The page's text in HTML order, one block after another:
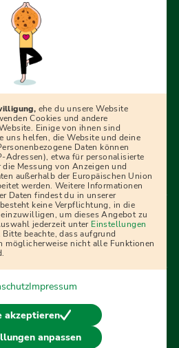
mit Ausbildungspark: Wir
Schritt bei deinem Start in den
interaktiven
mehr. Für alle, die was werden
wollen!
Presse
Mediadaten
Widerrufsbelehrung
Partner Cookies
widerrufen
Verlag. Alle Rechte vorbehalten.
ehe du unsere Website
Cookies und andere
Einige von ihnen sind
uns helfen, die Website und deine
Daten können
Adressen), etwa für personalisierte
Messung von Anzeigen und
außerhalb der Europäischen Union
werden. Weitere Informationen
Daten findest du in unserer
keine Verpflichtung, in die
um dieses Angebot zu
jederzeit unter Einstellungen
beachte, dass aufgrund
möglicherweise nicht alle Funktionen
Impressum
akzeptieren
anpassen